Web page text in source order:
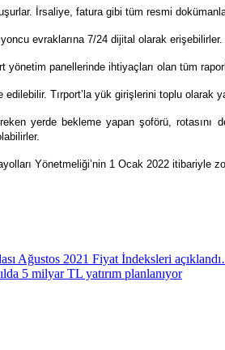
İrsaliye, fatura gibi tüm resmi
evraklarına 7/24 dijital olarak erişebilirler.
yönetim panellerinde ihtiyaçları olan tüm
Tırport’la yük girişlerini toplu olarak
yerde bekleme yapan şoförü,
Yönetmeliği’nin 1 Ocak 2022 itibariyle
Ağustos 2021 Fiyat İndeksleri
5 milyar TL yatırım planlanıyor